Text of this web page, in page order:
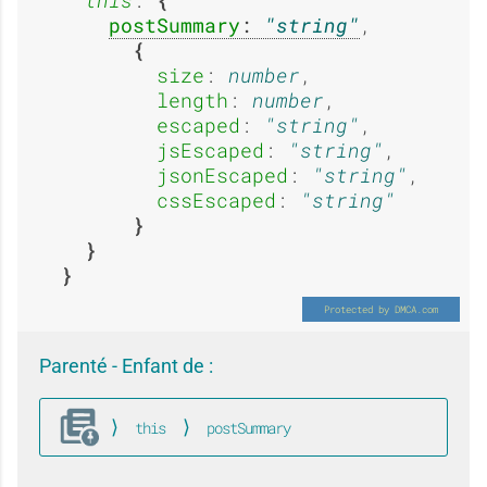
i
i
u
c
n
u
c
u
n
postSummary : string
,
size : number ,
length : number ,
escaped : string
,
jsEscaped : string
,
jsonEscaped : string
,
cssEscaped : string
Parenté - Enfant de :
FeaturedPost
this postSummary